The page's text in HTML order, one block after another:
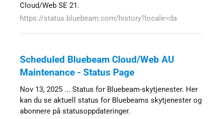
Cloud/Web SE 21.
https://status.bluebeam.com/history?locale=da
Scheduled Bluebeam Cloud/Web AU
Maintenance - Status Page
Nov 13, 2025 ... Status for Bluebeam-skytjenester. Her
kan du se aktuell status for Bluebeams skytjenester og
abonnere på statusoppdateringer.